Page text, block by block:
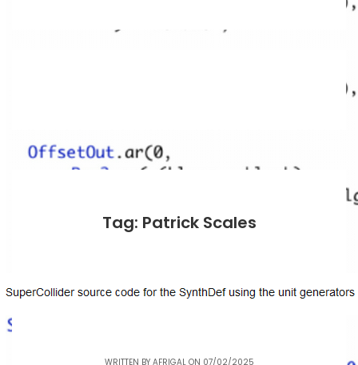
Tag: Patrick Scales
WRITTEN BY AFRIGALON 07/02/2025